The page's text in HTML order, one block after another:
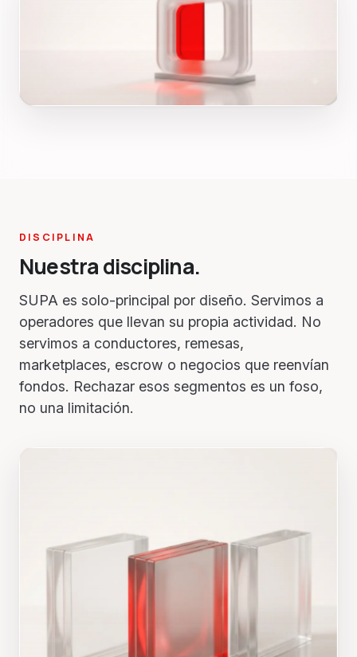
DISCIPLINA
Nuestra disciplina.
SUPA es solo-principal por diseño. Servimos a
operadores que llevan su propia actividad. No
servimos a conductores, remesas,
marketplaces, escrow o negocios que reenvían
fondos. Rechazar esos segmentos es un foso,
no una limitación.